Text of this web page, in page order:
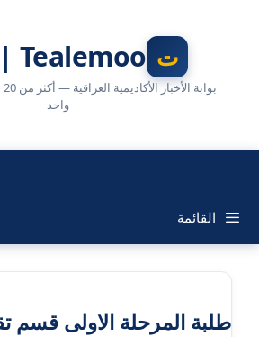
Tealemoo | تعليمو
واحد
القائمة
طلبة المرحلة الاولى قسم